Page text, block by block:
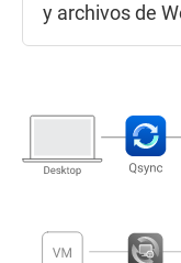
y archivos de
en otro NAS y